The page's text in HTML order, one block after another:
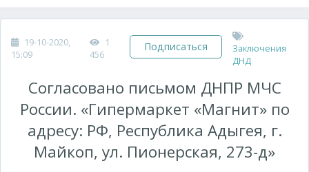
19-10-2020,
15:09
1
456
Подписаться
Заключения
ДНД
Согласовано письмом ДНПР МЧС
России. «Гипермаркет «Магнит» по
адресу: РФ, Республика Адыгея, г.
Майкоп, ул. Пионерская, 273-д»